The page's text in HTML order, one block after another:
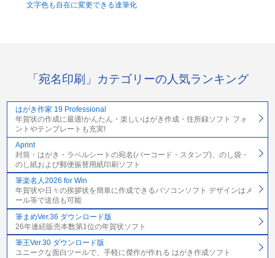
文字色も自在に変更できる達筆化
「宛名印刷」カテゴリーの人気ランキング
はがき作家 19 Professional
年賀状の作成に最適!かんたん・楽しいはがき作成・住所録ソフト フォ
ントやテンプレートも充実!
Aprint
封筒・はがき・ラベルシートの宛名(バーコード・スタンプ)、のし袋・
のし紙および郵便振替用紙印刷ソフト
筆楽名人2026 for Win
年賀状や日々の挨拶状を簡単に作成できるパソコンソフト デザインはメ
ール等で送信も可能
筆まめVer.36 ダウンロード版
26年連続販売本数第1位の年賀状ソフト
筆王Ver.30 ダウンロード版
ユニークな面白ツールで、手軽に傑作が作れる はがき作成ソフト